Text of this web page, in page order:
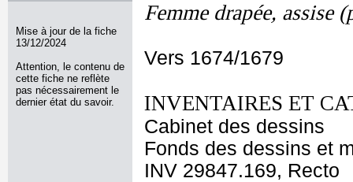
Mise à jour de la fiche
13/12/2024
Attention, le contenu de
cette fiche ne reflète
pas nécessairement le
dernier état du savoir.
Femme drapée, assise
Vers 1674/1679
INVENTAIRES ET
Cabinet des dessins
Fonds des dessins et
INV 29847.169, Recto